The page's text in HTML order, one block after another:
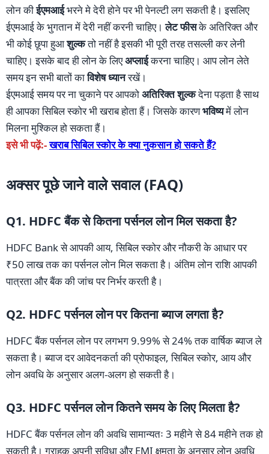
लोन कीईएमआईभरने मे देरी होने पर भी पेनल्टी लग सकती है। इसलिए
ईएमआई के भुगतान में देरी नहीं करनी चाहिए।लेट फीसके अतिरिक्त और
भी कोई छूपा हुआशुल्कतो नहीं है इसकी भी पूरी तरह तसल्ली कर लेनी
चाहिए। इसके बाद ही लोन के लिएअप्लाईकरना चाहिए। आप लोन लेते
समय इन सभी बातों काविशेष ध्यानरखें।
ईएमआई समय पर ना चुकाने पर आपकोअतिरिक्त शुल्कदेना पड़ता है साथ
ही आपका सिबिल स्कोर भी खराब होता हैं। जिसके कारणभविष्यमें लोन
मिलना मुश्किल हो सकता हैं।
इसे भी पढ़ें:-खराब सिबिल स्कोर के क्या नुकसान हो सकते हैं?
अक्सर पूछे जाने वाले सवाल (FAQ)
Q1. HDFC बैंक से कितना पर्सनल लोन मिल सकता है?
HDFC Bank से आपकी आय, सिबिल स्कोर और नौकरी के आधार पर
₹50 लाख तक का पर्सनल लोन मिल सकता है। अंतिम लोन राशि आपकी
पात्रता और बैंक की जांच पर निर्भर करती है।
Q2. HDFC पर्सनल लोन पर कितना ब्याज लगता है?
HDFC बैंक पर्सनल लोन पर लगभग 9.99% से 24% तक वार्षिक ब्याज ले
सकता है। ब्याज दर आवेदनकर्ता की प्रोफाइल, सिबिल स्कोर, आय और
लोन अवधि के अनुसार अलग-अलग हो सकती है।
Q3. HDFC पर्सनल लोन कितने समय के लिए मिलता है?
HDFC बैंक पर्सनल लोन की अवधि सामान्यतः 3 महीने से 84 महीने तक हो
सकती है। ग्राहक अपनी सुविधा और EMI क्षमता के अनुसार लोन अवधि